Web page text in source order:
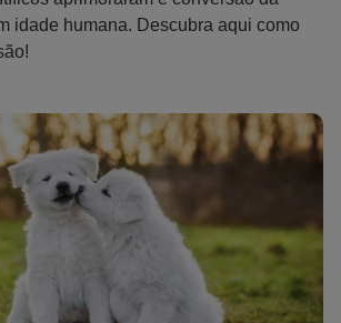
idade humana. Descubra aqui como